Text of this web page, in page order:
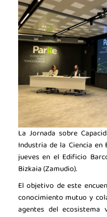
La Jornada sobre
Industria de la Ciencia
jueves en el Edificio
Bizkaia (Zamudio).
El objetivo de este
conocimiento mutuo y
agentes del